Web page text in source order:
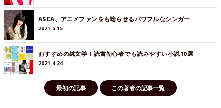
ASCA、アニメファンをも唸らせるパワフルなシンガー
2021.5.15
おすすめの純文学！読書初心者でも読みやすい小説10選
2021.4.24
最初の記事 この著者の記事一覧